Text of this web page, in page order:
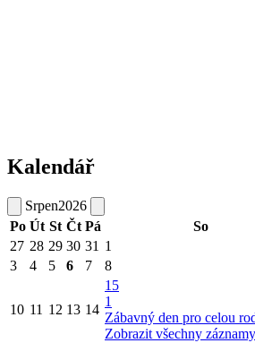
Kalendář
Srpen2026
Po Út St Čt Pá So
27 28 29 30 31 1
3
4 5 6 7 8
10 11 12 13 14
15
1
Zábavný den pro celou
Zobrazit všechny